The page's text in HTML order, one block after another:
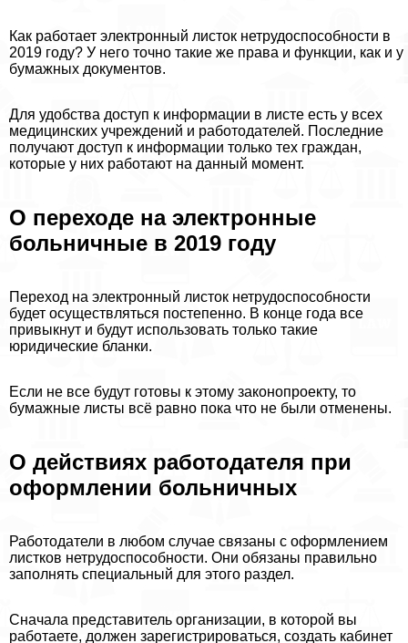
Как работает электронный листок нетрудоспособности в
2019 году? У него точно такие же права и функции, как и у
бумажных документов.
Для удобства доступ к информации в листе есть у всех
медицинских учреждений и работодателей. Последние
получают доступ к информации только тех граждан,
которые у них работают на данный момент.
О переходе на электронные
больничные в 2019 году
Переход на электронный листок нетрудоспособности
будет осуществляться постепенно. В конце года все
привыкнут и будут использовать только такие
юридические бланки.
Если не все будут готовы к этому законопроекту, то
бумажные листы всё равно пока что не были отменены.
О действиях работодателя при
оформлении больничных
Работодатели в любом случае связаны с оформлением
листков нетрудоспособности. Они обязаны правильно
заполнять специальный для этого раздел.
Сначала представитель организации, в которой вы
работаете, должен зарегистрироваться, создать кабинет